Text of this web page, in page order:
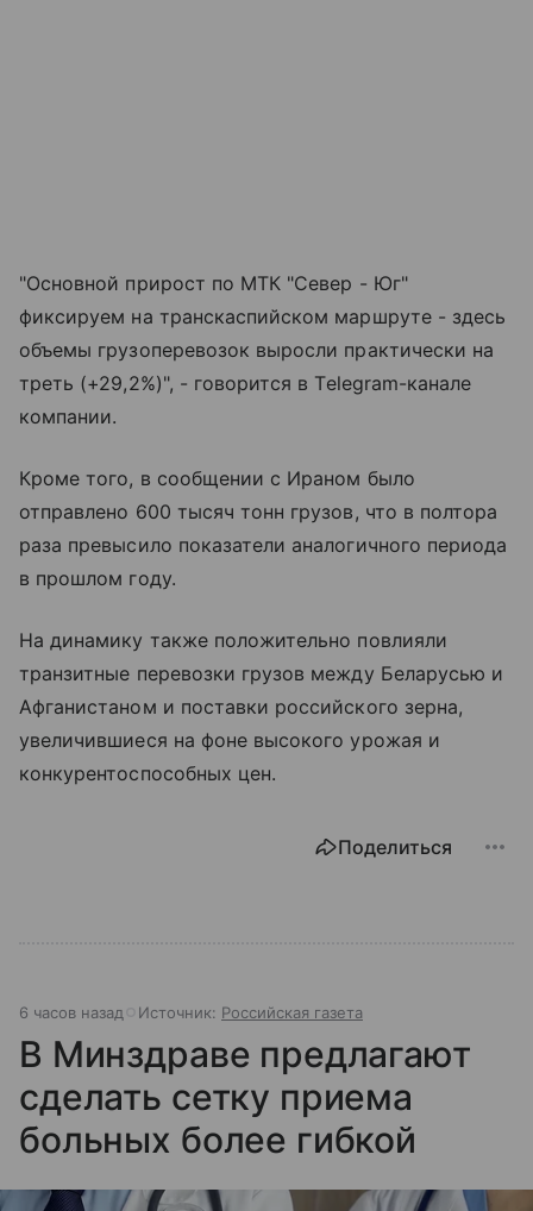
"Основной прирост по МТК "Север - Юг"
фиксируем на транскаспийском маршруте - здесь
объемы грузоперевозок выросли практически на
треть (+29,2%)", - говорится в Telegram-канале
компании.
Кроме того, в сообщении с Ираном было
отправлено 600 тысяч тонн грузов, что в полтора
раза превысило показатели аналогичного периода
в прошлом году.
На динамику также положительно повлияли
транзитные перевозки грузов между Беларусью и
Афганистаном и поставки российского зерна,
увеличившиеся на фоне высокого урожая и
конкурентоспособных цен.
Поделиться
6 часов назад Источник: Российская газета
В Минздраве предлагают
сделать сетку приема
больных более гибкой